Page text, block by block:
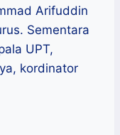
Arifuddin
Sementara
UPT,
kordinator